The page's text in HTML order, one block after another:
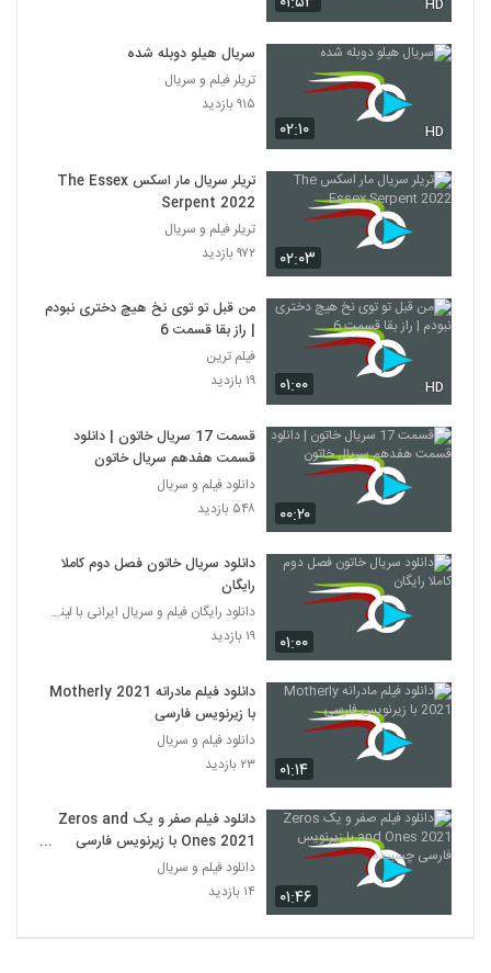
HD
۰۲:۱۰ HD
سریال هیلو دوبله شده
تریلر فیلم و سریال
۹۱۵ بازدید
۰۲:۰۳
تریلر سریال مار اسکس The Essex
Serpent 2022
تریلر فیلم و سریال
۹۷۲ بازدید
۰۱:۰۰ HD
من قبل تو توی نخ هیچ دختری نبودم
| راز بقا قسمت 6
فیلم ترین
۱۹ بازدید
۰۰:۲۰
قسمت 17 سریال خاتون | دانلود
قسمت هفدهم سریال خاتون
دانلود فیلم و سریال
۵۴۸ بازدید
۰۱:۰۰
دانلود سریال خاتون فصل دوم کاملا
رایگان
دانلود رایگان فیلم و سریال ایرانی با لینک مستقیم
۱۹ بازدید
۰۱:۱۴
دانلود فیلم مادرانه Motherly 2021
با زیرنویس فارسی
دانلود فیلم و سریال
۲۳ بازدید
۰۱:۴۶
دانلود فیلم صفر و یک Zeros and
Ones 2021 با زیرنویس فارسی
چسبیده
دانلود فیلم و سریال
۱۴ بازدید